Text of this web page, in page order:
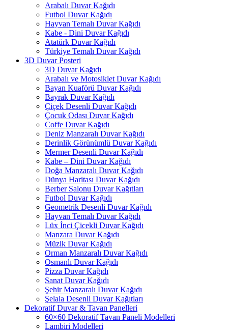
Arabalı Duvar Kağıdı
Futbol Duvar Kağıdı
Hayvan Temalı Duvar Kağıdı
Kabe - Dini Duvar Kağıdı
Atatürk Duvar Kağıdı
Türkiye Temalı Duvar Kağıdı
3D Duvar Posteri
3D Duvar Kağıdı
Arabalı ve Motosiklet Duvar Kağıdı
Bayan Kuaförü Duvar Kağıdı
Bayrak Duvar Kağıdı
Çiçek Desenli Duvar Kağıdı
Çocuk Odası Duvar Kağıdı
Coffe Duvar Kağıdı
Deniz Manzaralı Duvar Kağıdı
Derinlik Görünümlü Duvar Kağıdı
Mermer Desenli Duvar Kağıdı
Kabe – Dini Duvar Kağıdı
Doğa Manzaralı Duvar Kağıdı
Dünya Haritası Duvar Kağıdı
Berber Salonu Duvar Kağıtları
Futbol Duvar Kağıdı
Geometrik Desenli Duvar Kağıdı
Hayvan Temalı Duvar Kağıdı
Lüx İnci Çicekli Duvar Kağıdı
Manzara Duvar Kağıdı
Müzik Duvar Kağıdı
Orman Manzaralı Duvar Kağıdı
Osmanlı Duvar Kağıdı
Pizza Duvar Kağıdı
Sanat Duvar Kağıdı
Şehir Manzaralı Duvar Kağıdı
Şelala Desenli Duvar Kağıtları
Dekoratif Duvar & Tavan Panelleri
60×60 Dekoratif Tavan Paneli Modelleri
Lambiri Modelleri